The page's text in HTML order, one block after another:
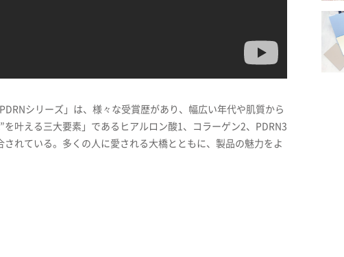
シリーズ」は、様々な受賞歴があり、幅広い年代や肌質から
叶える三大要素」であるヒアルロン酸1、コラーゲン2、PDRN3
れている。多くの人に愛される大橋とともに、製品の魅力をよ